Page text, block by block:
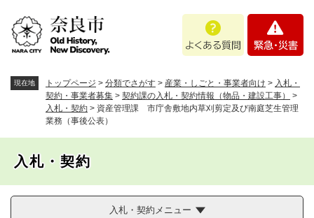
あ
問
・
現在地 トップページ > 分類でさがす > 産業・しごと・事業者向け > 入札・
契約・事業者募集 > 契約課の入札・契約情報（物品・建設工事）
>
入札・契約 > 資産管理課 市庁舎敷地内草刈剪定及び南庭芝生管理
業務（事後公表）
入札・契約
入札・契約メニュー